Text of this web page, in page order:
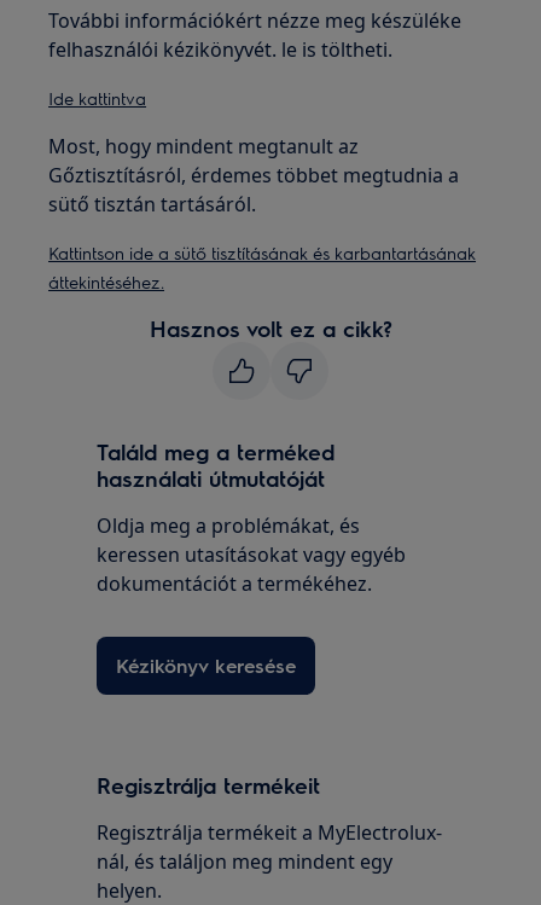
További információkért nézze meg készüléke
felhasználói kézikönyvét. le is töltheti.
Ide kattintva
Most, hogy mindent megtanult az
Gőztisztításról, érdemes többet megtudnia a
sütő tisztán tartásáról.
Kattintson ide a sütő tisztításának és karbantartásának
áttekintéséhez.
Hasznos volt ez a cikk?
Találd meg a terméked
használati útmutatóját
Oldja meg a problémákat, és
keressen utasításokat vagy egyéb
dokumentációt a termékéhez.
Kézikönyv keresése
Regisztrálja termékeit
Regisztrálja termékeit a MyElectrolux-
nál, és találjon meg mindent egy
helyen.